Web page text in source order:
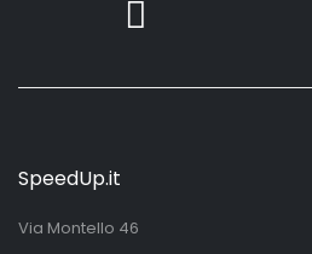
SpeedUp.it
Via Montello 46